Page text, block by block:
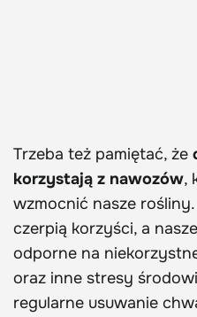
Trzeba też pamiętać, że
korzystają z nawozów,
wzmocnić nasze
czerpią korzyści, a
odporne na
oraz inne stresy
regularne usuwanie